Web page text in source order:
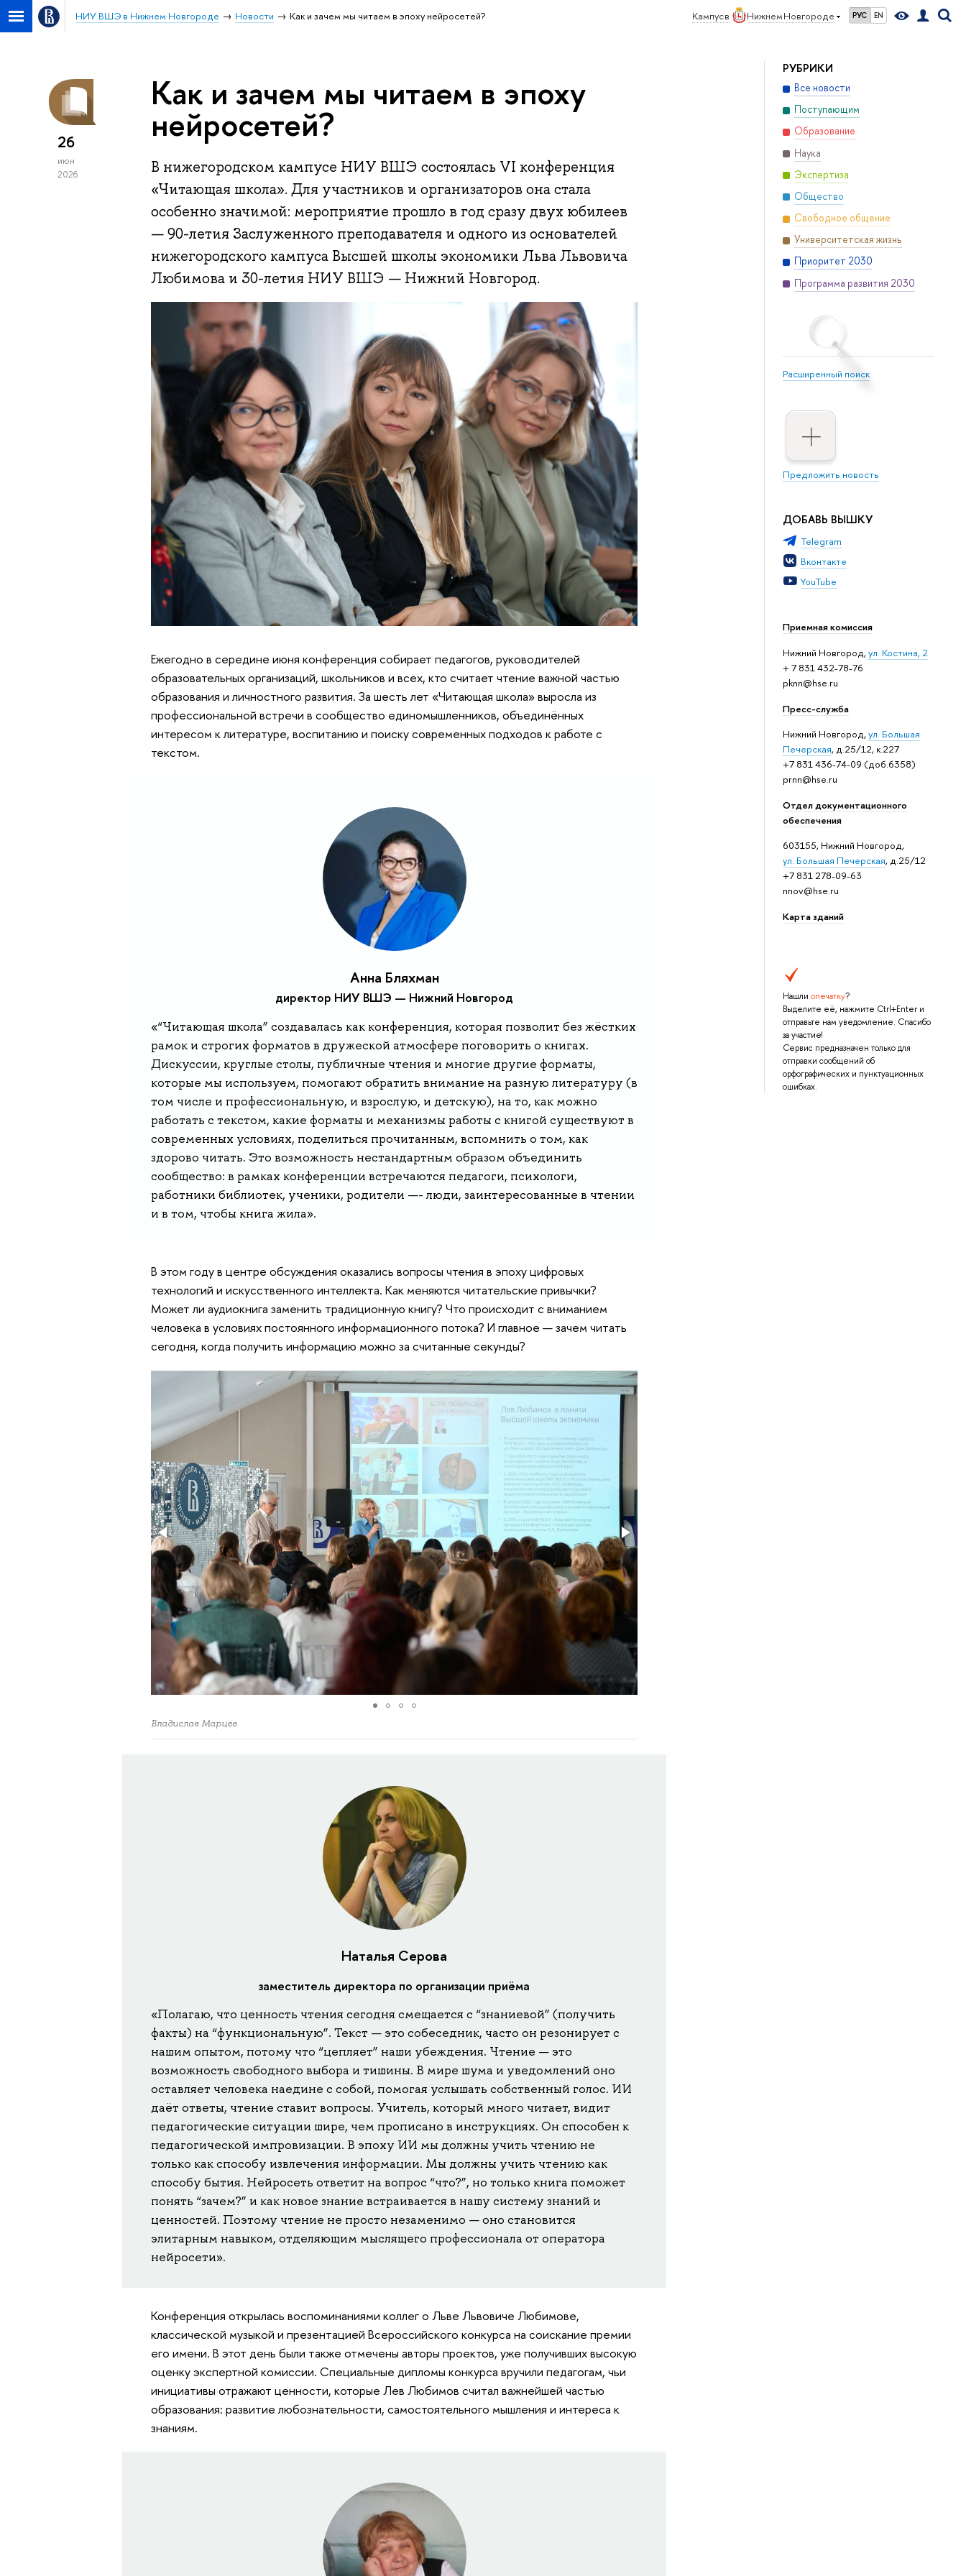
Кампус в Нижнем Новгороде РУС EN
НИУ ВШЭ в Нижнем Новгороде Новости Как и зачем мы читаем в эпоху нейросетей?
РУБРИКИ
Все новости
Поступающим
Образование
Наука
Экспертиза
Общество
Свободное общение
Университетская жизнь
Приоритет 2030
Программа развития 2030
Расширенный поиск
Предложить новость
ДОБАВЬ ВЫШКУ
Telegram
Вконтакте
YouTube
Приемная комиссия
Нижний Новгород,ул. Костина, 2
+ 7 831 432-78-76
pknn@hse.ru
Пресс-служба
Нижний Новгород,ул. Большая
Печерская, д.25/12, к.227
+7 831 436-74-09 (доб.6358)
prnn@hse.ru
Отдел документационного
обеспечения
603155, Нижний Новгород,
ул. Большая Печерская, д.25/12
+7 831 278-09-63
nnov@hse.ru
Карта зданий
Нашли опечатку?
Выделите её, нажмите Ctrl+Enter и
отправьте нам уведомление. Спасибо
за участие!
Сервис предназначен только для
отправки сообщений об
орфографических и пунктуационных
ошибках.
26
июн
2026
Как и зачем мы читаем в эпоху
нейросетей?
В нижегородском кампусе НИУ ВШЭ состоялась VI конференция
«Читающая школа». Для участников и организаторов она стала
особенно значимой: мероприятие прошло в год сразу двух юбилеев
— 90-летия Заслуженного преподавателя и одного из основателей
нижегородского кампуса Высшей школы экономики Льва Львовича
Любимова и 30-летия НИУ ВШЭ — Нижний Новгород.
Ежегодно в середине июня конференция собирает педагогов, руководителей
образовательных организаций, школьников и всех, кто считает чтение важной частью
образования и личностного развития. За шесть лет «Читающая школа» выросла из
профессиональной встречи в сообщество единомышленников, объединённых
интересом к литературе, воспитанию и поиску современных подходов к работе с
текстом.
Анна Бляхман
директор НИУ ВШЭ — Нижний Новгород
«“Читающая школа” создавалась как конференция, которая позволит без жёстких
рамок и строгих форматов в дружеской атмосфере поговорить о книгах.
Дискуссии, круглые столы, публичные чтения и многие другие форматы,
которые мы используем, помогают обратить внимание на разную литературу (в
том числе и профессиональную, и взрослую, и детскую), на то, как можно
работать с текстом, какие форматы и механизмы работы с книгой существуют в
современных условиях, поделиться прочитанным, вспомнить о том, как
здорово читать. Это возможность нестандартным образом объединить
сообщество: в рамках конференции встречаются педагоги, психологи,
работники библиотек, ученики, родители —- люди, заинтересованные в чтении
и в том, чтобы книга жила».
В этом году в центре обсуждения оказались вопросы чтения в эпоху цифровых
технологий и искусственного интеллекта. Как меняются читательские привычки?
Может ли аудиокнига заменить традиционную книгу? Что происходит с вниманием
человека в условиях постоянного информационного потока? И главное — зачем читать
сегодня, когда получить информацию можно за считанные секунды?
Владислав Марцев
Наталья Серова
заместитель директора по организации приёма
«Полагаю, что ценность чтения сегодня смещается с “знаниевой” (получить
факты) на “функциональную”. Текст — это собеседник, часто он резонирует с
нашим опытом, потому что “цепляет” наши убеждения. Чтение — это
возможность свободного выбора и тишины. В мире шума и уведомлений оно
оставляет человека наедине с собой, помогая услышать собственный голос. ИИ
даёт ответы, чтение ставит вопросы. Учитель, который много читает, видит
педагогические ситуации шире, чем прописано в инструкциях. Он способен к
педагогической импровизации. В эпоху ИИ мы должны учить чтению не
только как способу извлечения информации. Мы должны учить чтению как
способу бытия. Нейросеть ответит на вопрос “что?”, но только книга поможет
понять “зачем?” и как новое знание встраивается в нашу систему знаний и
ценностей. Поэтому чтение не просто незаменимо — оно становится
элитарным навыком, отделяющим мыслящего профессионала от оператора
нейросети».
Конференция открылась воспоминаниями коллег о Льве Львовиче Любимове,
классической музыкой и презентацией Всероссийского конкурса на соискание премии
его имени. В этот день были также отмечены авторы проектов, уже получивших высокую
оценку экспертной комиссии. Специальные дипломы конкурса вручили педагогам, чьи
инициативы отражают ценности, которые Лев Любимов считал важнейшей частью
образования: развитие любознательности, самостоятельного мышления и интереса к
знаниям.